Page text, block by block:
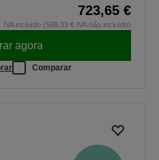
723,65 €
IVA incluído (588,33 € IVA não incluído)
agora
Comparar